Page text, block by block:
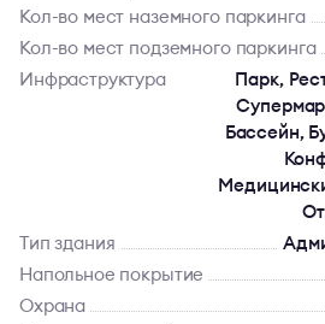
Кол-во мест наземного паркинга
Кол-во мест подземного паркинга
Инфраструктура
Парк,
Бассейн,
Тип здания
Напольное покрытие
Охрана